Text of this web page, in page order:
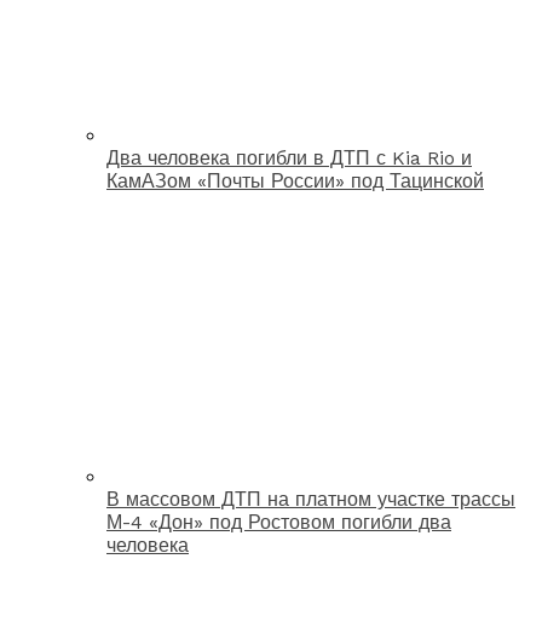
Два человека погибли в ДТП с Kia Rio и
КамАЗом «Почты России» под Тацинской
В массовом ДТП на платном участке трассы
М-4 «Дон» под Ростовом погибли два
человека